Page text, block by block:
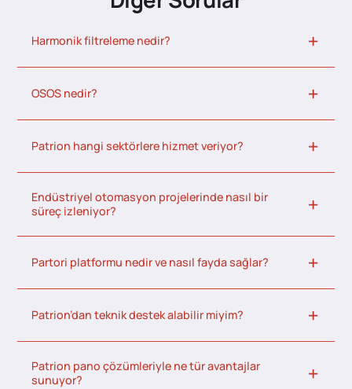
Harmonik filtreleme nedir?
OSOS nedir?
Patrion hangi sektörlere hizmet veriyor?
Endüstriyel otomasyon projelerinde nasıl bir
süreç izleniyor?
Partori platformu nedir ve nasıl fayda sağlar?
Patrion’dan teknik destek alabilir miyim?
Patrion pano çözümleriyle ne tür avantajlar
sunuyor?